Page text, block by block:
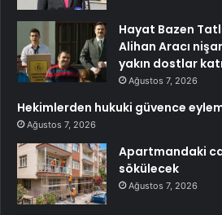
Hayat Bazen
Alihan Aracı
yakın dostlar
Ağustos 7, 2026
Hekimlerden hukuki güvence
Ağustos 7, 2026
Apartmandaki
sökülecek
Ağustos 7, 2026